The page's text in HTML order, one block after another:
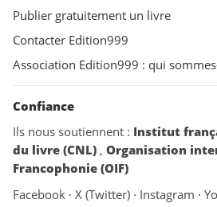
Publier gratuitement un livre
Contacter Edition999
Association Edition999 : qui
Confiance
Ils nous soutiennent : Institut
du livre (CNL) , Organisation
Francophonie (OIF)
Facebook · X (Twitter) · Instagram ·